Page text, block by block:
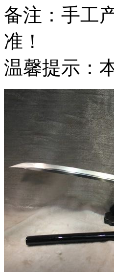
备注：手工
准！
温馨提示：